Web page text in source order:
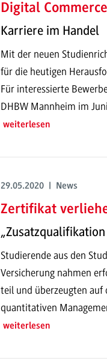
Digital
Karriere im Handel
Mit der neuen
für die heutigen
Für interessierte
DHBW Mannheim im
weiterlesen
29.05.2020 | News
Zertifikat
Studierende aus den
Versicherung nahmen
teil und überzeugten auf
quantitativen
weiterlesen